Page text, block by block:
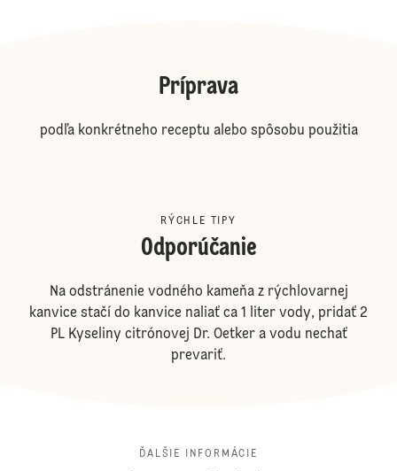
Príprava
podľa konkrétneho receptu alebo spôsobu použitia
RÝCHLE TIPY
Odporúčanie
Na odstránenie vodného kameňa z rýchlovarnej
kanvice stačí do kanvice naliať ca 1 liter vody, pridať 2
PL Kyseliny citrónovej Dr. Oetker a vodu nechať
prevariť.
ĎALŠIE INFORMÁCIE